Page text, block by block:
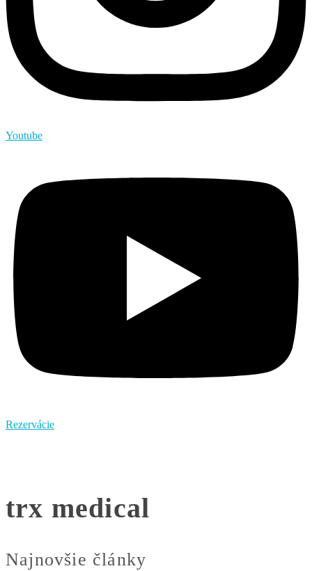
Youtube
Rezervácie
trx medical
Najnovšie články